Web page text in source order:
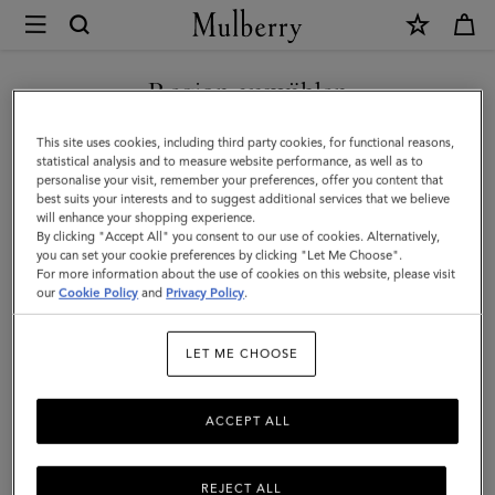
Mulberry
Schlüsselanhänger
und
Geldscheinklammern
|
Accessoires
Entdecken Sie Mulberrys Designer-Schlüsselanhänger für Herren –
von Lederanhängern bis hin zu praktischen Taschenclips.
Gürtel Schlüsselanhänger Hunde-Accessoires
21Products
Region auswählen
Sie befinden sich auf unserer Seite für Belgien, aber wir haben
festgestellt, dass Sie hier sind: Vereinigte Staaten.
SEITE FÜR VEREINIGTE
STAATEN BESUCHEN
AUF FOLGENDER WEBSEITE
FORTFAHREN: BELGIEN
This site uses cookies, including third party cookies, for functional reasons,
statistical analysis and to measure website performance, as well as to
personalise your visit, remember your preferences, offer you content that
best suits your interests and to suggest additional services that we believe
will enhance your shopping experience.
By clicking "Accept All" you consent to our use of cookies. Alternatively,
you can set your cookie preferences by clicking "Let Me Choose".
For more information about the use of cookies on this website, please visit
ourCookie Policy and Privacy Policy.
LET ME CHOOSE
REJECT ALL
ACCEPT ALL